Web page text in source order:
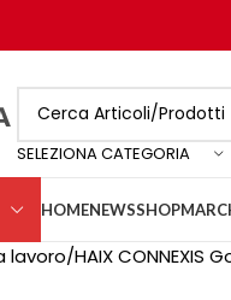
SELEZIONA CATEGORIA
HOMENEWSSHOP
lavoro HAIX CONNEXIS